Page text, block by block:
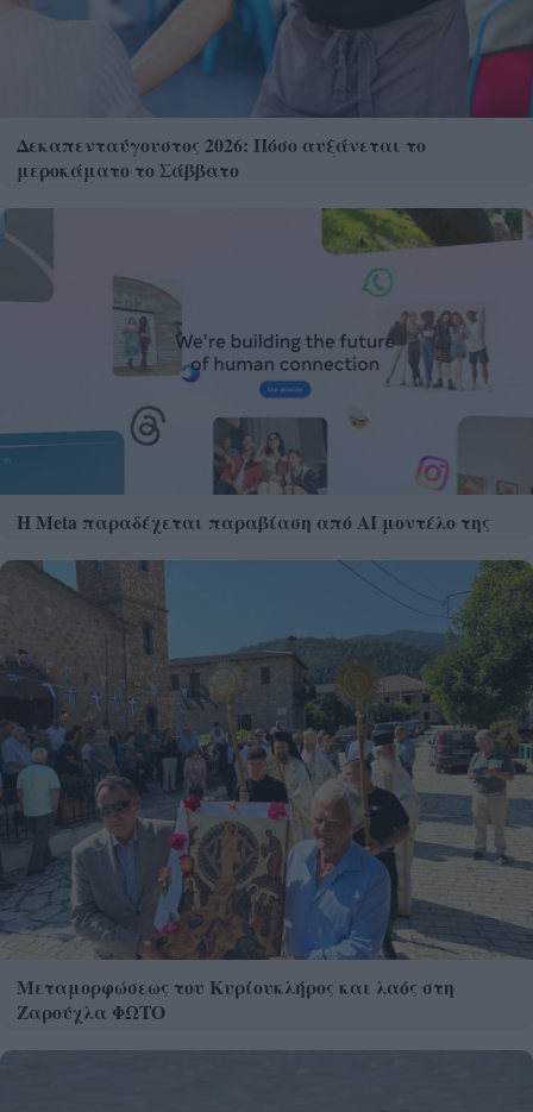
Δεκαπενταύγουστος 2026: Πόσο αυξάνεται το
μεροκάματο το Σάββατο
Η Meta παραδέχεται παραβίαση από AI μοντέλο της
Μεταμορφώσεως του Κυρίουκλήρος και λαός στη
Ζαρούχλα ΦΩΤΟ